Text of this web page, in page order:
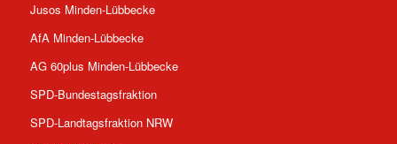
Jusos Minden-Lübbecke
AfA Minden-Lübbecke
AG 60plus Minden-Lübbecke
SPD-Bundestagsfraktion
SPD-Landtagsfraktion NRW